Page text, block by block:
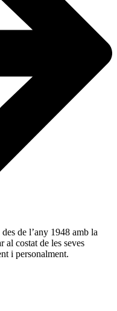
de l’any 1948 amb la
al costat de les seves
i personalment.